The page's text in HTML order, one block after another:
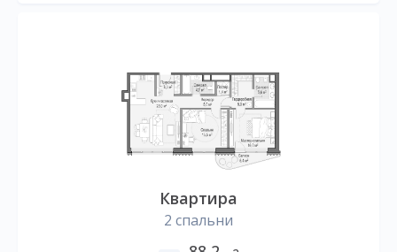
Квартира
2 спальни